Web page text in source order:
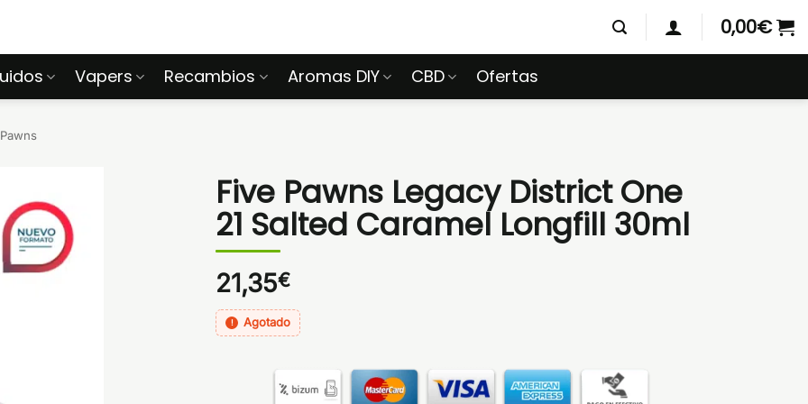
0,00€
Vapers Recambios Aromas DIY CBD Ofertas
Five Pawns Legacy District One
21 Salted Caramel Longfill 30ml
21,35€
Agotado